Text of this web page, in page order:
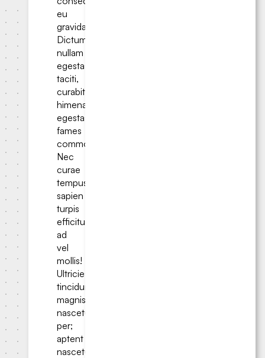
eu
gravida.
Dictumst
nullam
egestas
taciti,
curabitur
himenaeos
egestas
fames
commodo.
Nec
curae
tempus
sapien
turpis
efficitur
ad
vel
mollis!
Ultricies
tincidunt
magnis
nascetur
per;
aptent
nascetur